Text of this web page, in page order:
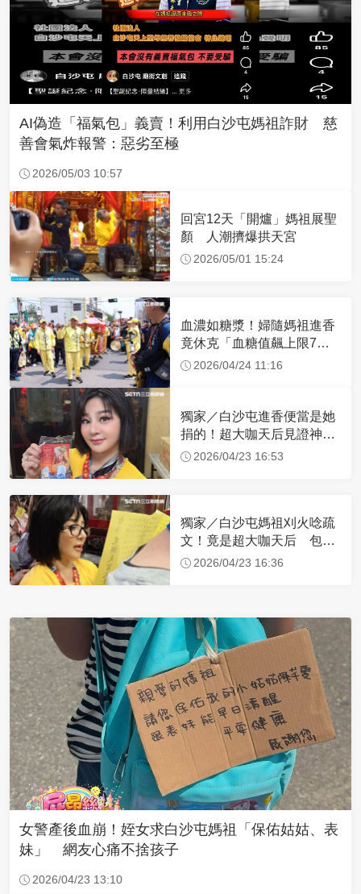
AI偽造「福氣包」義賣！利用白沙屯媽祖詐財 慈
善會氣炸報警：惡劣至極
2026/05/03 10:57
回宮12天「開爐」媽祖展聖
顏 人潮擠爆拱天宮
2026/05/01 15:24
血濃如糖漿！婦隨媽祖進香
竟休克「血糖值飆上限7
倍」 醫曝原因
2026/04/24 11:16
獨家／白沙屯進香便當是她
捐的！超大咖天后見證神
蹟 一靠近媽祖就爆哭
2026/04/23 16:53
獨家／白沙屯媽祖刈火唸疏
文！竟是超大咖天后 包尿
布忍尿5小時不喊累
2026/04/23 16:36
女警產後血崩！姪女求白沙屯媽祖「保佑姑姑、表
妹」 網友心痛不捨孩子
2026/04/23 13:10